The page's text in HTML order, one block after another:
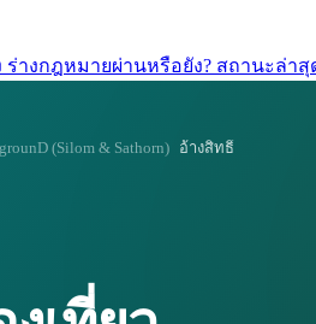
ร่างกฎหมายผ่านหรือยัง? สถานะล่าสุ
(Silom & Sathorn) อ้างสิทธิ์